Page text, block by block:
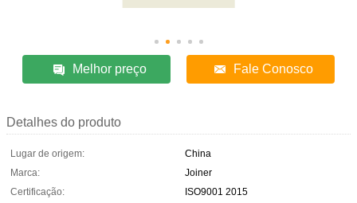
Melhor preço Fale Conosco
Detalhes do produto
Lugar de origem:
China
Marca:
Joiner
Certificação:
ISO9001 2015